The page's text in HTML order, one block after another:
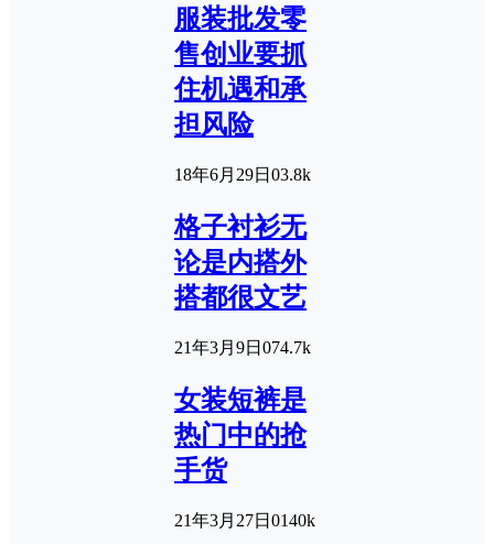
服装批发零
售创业要抓
住机遇和承
担风险
18年6月29日 03.8k
格子衬衫无
论是内搭外
搭都很文艺
21年3月9日 074.7k
女装短裤是
热门中的抢
手货
21年3月27日 0140k